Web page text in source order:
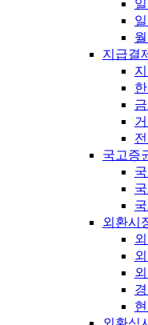
지급결
국고증
외환시